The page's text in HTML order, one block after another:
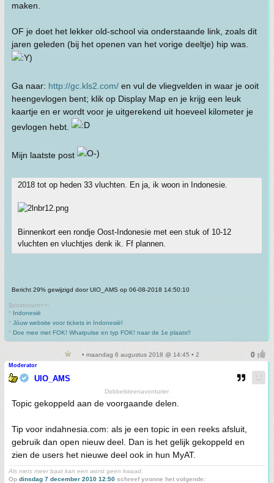
maken.
OF je doet het lekker old-school via onderstaande link, zoals dit
jaren geleden (bij het openen van het vorige deeltje) hip was.
Ga naar: http://gc.kls2.com/ en vul de vliegvelden in waar je ooit
heengevlogen bent; klik op Display Map en je krijg een leuk
kaartje en er wordt voor je uitgerekend uit hoeveel kilometer je
gevlogen hebt.
Mijn laatste post
2018 tot op heden 33 vluchten. En ja, ik woon in Indonesie.
Binnenkort een rondje Oost-Indonesie met een stuk of 10-12
vluchten en vluchtjes denk ik. Ff plannen.
Bericht 29% gewijzigd door UIO_AMS op 06-08-2018 14:50:10
$postcount++;
* Indonesië
* Jóuw website voor tickets in Indonesië!
* Doe mee met FOK! Whatpulse en typ FOK! naar de 1e plaats!!
• maandag 6 augustus 2018 @ 14:45 • 2
Moderator
UIO_AMS
Dobbelsteenavonturier
Topic gekoppeld aan de voorgaande delen.
Tip voor indahnesia.com: als je een topic in een reeks afsluit,
gebruik dan open nieuw deel. Dan is het gelijk gekoppeld en
zien de users het nieuwe deel ook in hun MyAT.
Als niets meer baat kan een worst geen kwaad.
Op dinsdag 7 december 2010 12:50 schreef yvonne het volgende: